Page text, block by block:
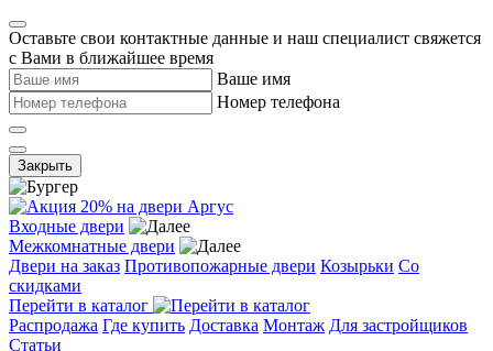
Оставьте свои контактные данные и наш специалист свяжется
с Вами в ближайшее время
Ваше имя
Номер телефона
Закрыть
Входные двери
Межкомнатные двери
Двери на заказ Противопожарные двери Козырьки Со
скидками
Перейти в каталог
Распродажа Где купить Доставка Монтаж Для застройщиков
Статьи